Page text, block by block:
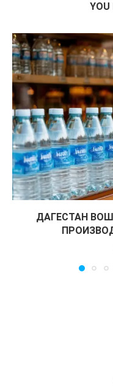
YOU
ДАГЕСТАН